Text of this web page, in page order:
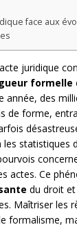
face aux
juridique
formelle
année, des
de forme,
les statistiques
actes. Ce
du droit
Maîtriser les
formalisme,